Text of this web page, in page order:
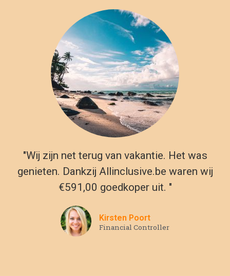
"Wij zijn net terug van vakantie. Het was
genieten. Dankzij Allinclusive.be waren wij
€591,00 goedkoper uit. "
Kirsten Poort
Financial Controller